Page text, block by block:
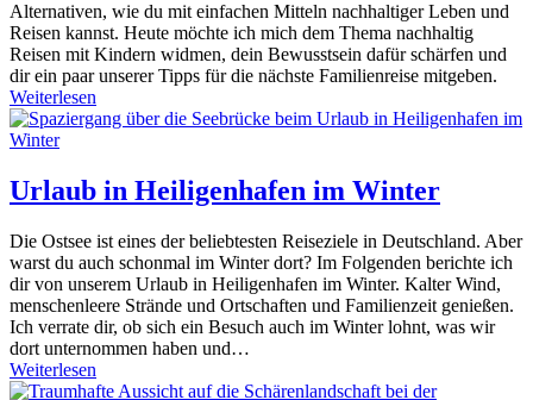
Alternativen, wie du mit einfachen Mitteln nachhaltiger Leben und
Reisen kannst. Heute möchte ich mich dem Thema nachhaltig
Reisen mit Kindern widmen, dein Bewusstsein dafür schärfen und
dir ein paar unserer Tipps für die nächste Familienreise mitgeben.
Weiterlesen
Urlaub in Heiligenhafen im Winter
Die Ostsee ist eines der beliebtesten Reiseziele in Deutschland. Aber
warst du auch schonmal im Winter dort? Im Folgenden berichte ich
dir von unserem Urlaub in Heiligenhafen im Winter. Kalter Wind,
menschenleere Strände und Ortschaften und Familienzeit genießen.
Ich verrate dir, ob sich ein Besuch auch im Winter lohnt, was wir
dort unternommen haben und…
Weiterlesen